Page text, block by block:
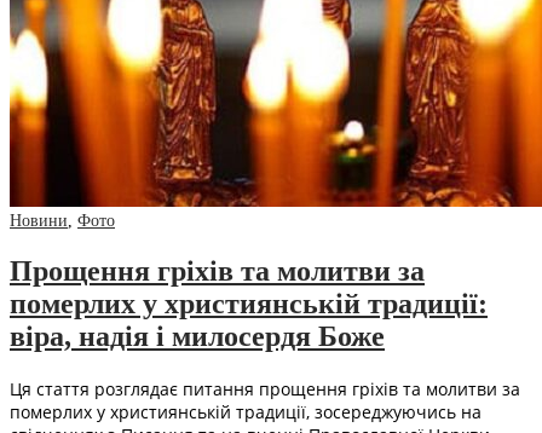
Новини Фото
Прощення гріхів та молитви за
померлих у християнській традиції:
віра, надія і милосердя Боже
Ця стаття розглядає питання прощення гріхів та молитви за
померлих у християнській традиції, зосереджуючись на